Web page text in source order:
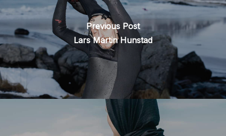
Previous Post
Lars Martin Hunstad